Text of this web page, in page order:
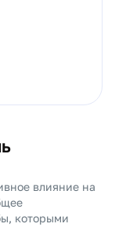
влияние на
которыми